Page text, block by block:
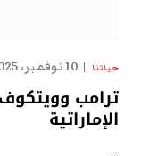
حياتنا 10 نوفمبر، 2025
ترامب
الإماراتية